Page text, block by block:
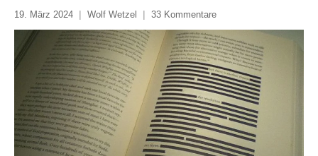
19. März 2024 Wolf Wetzel 33 Kommentare